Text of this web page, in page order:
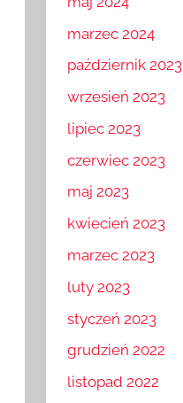
marzec 2024
październik 2023
wrzesień 2023
lipiec 2023
czerwiec 2023
maj 2023
kwiecień 2023
marzec 2023
luty 2023
styczeń 2023
grudzień 2022
listopad 2022